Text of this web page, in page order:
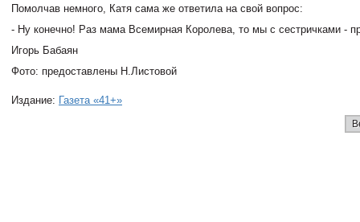
Помолчав немного, Катя сама же ответила на свой вопрос:
- Ну конечно! Раз мама Всемирная Королева, то мы с сестричками -
Игорь Бабаян
Фото: предоставлены Н.Листовой
Издание: Газета «41+»